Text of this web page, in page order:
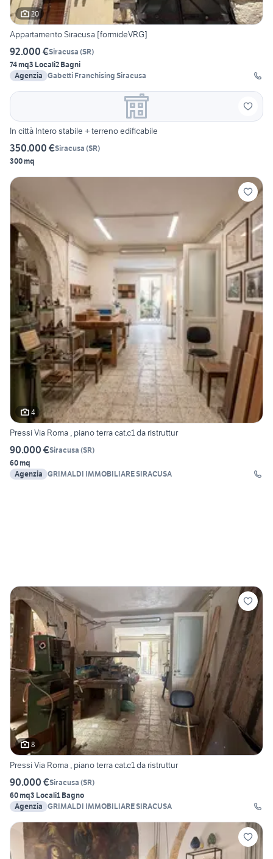
20
Appartamento Siracusa [formideVRG]
92.000 €Siracusa (SR)
74 mq3 Locali2 Bagni
Agenzia Gabetti Franchising Siracusa
In città Intero stabile + terreno edificabile
350.000 €Siracusa (SR)
300 mq
4
Pressi Via Roma , piano terra cat.c1 da ristruttur
90.000 €Siracusa (SR)
60 mq
Agenzia GRIMALDI IMMOBILIARE SIRACUSA
8
Pressi Via Roma , piano terra cat.c1 da ristruttur
90.000 €Siracusa (SR)
60 mq3 Locali1 Bagno
Agenzia GRIMALDI IMMOBILIARE SIRACUSA